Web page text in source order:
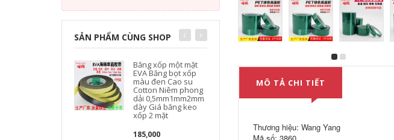
SẢN PHẨM CÙNG SHOP
Băng xốp một mặt
EVA Băng bọt xốp
màu đen Cao su
Cotton Niêm phong
dải 0,5mm1mm2mm
dày Giá băng keo
xốp 2 mặt
185,000
Eva Đen mạnh mẽ
mặt Bọt xốp cao su
bụi băng dính 2 mặt
225,000
MÔ TẢ CHI TIẾT
Thương hiệu: Wang Yang